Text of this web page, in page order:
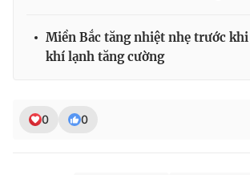
Cơ quan báo chí:
Thời báo VTV
Giấy phép hoạt động báo in và báo điện tử
cấp ngày 29/12/2023
Phó Tổng Biên tập:
Nguyễn Thị Mỹ Hạnh,
Nguyễn Trọng Ninh
Miền Bắc tăng nhiệt nhẹ trước
khí lạnh tăng cường
0 0